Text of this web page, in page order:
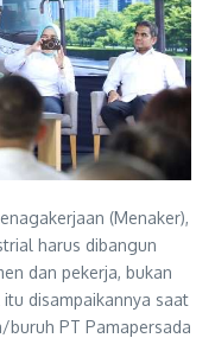
(Menaker),
harus dibangun
dan pekerja, bukan
disampaikannya saat
PT Pamapersada